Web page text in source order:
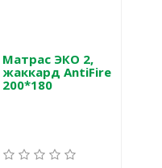
Матрас ЭКО 2,
жаккард AntiFire
200*180